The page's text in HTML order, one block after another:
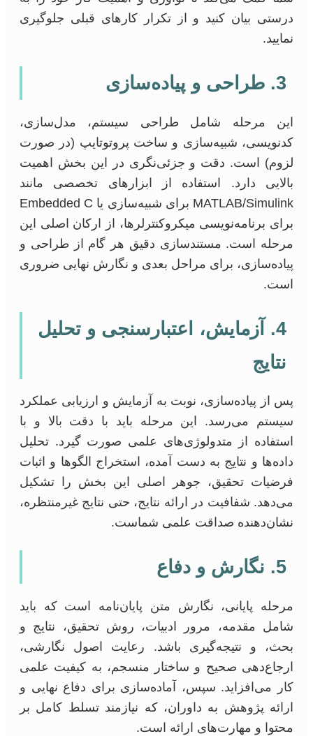
درستی بیان کنید و از تکرار کارهای قبلی جلوگیری
نمایید.
3. طراحی و پیاده‌سازی
این مرحله شامل طراحی سیستم، مدل‌سازی،
کدنویسی، شبیه‌سازی و ساخت پروتوتایپ (در صورت
لزوم) است. دقت و جزئی‌نگری در این بخش اهمیت
بالایی دارد. استفاده از ابزارهای تخصصی مانند
MATLAB/Simulink برای شبیه‌سازی یا Embedded C
برای برنامه‌نویسی میکروکنترلرها، از ارکان اصلی این
مرحله است. مستندسازی دقیق هر گام از طراحی و
پیاده‌سازی، برای مراحل بعدی و نگارش نهایی ضروری
است.
4. آزمایش، اعتبارسنجی و تحلیل
نتایج
پس از پیاده‌سازی، نوبت به آزمایش و ارزیابی عملکرد
سیستم می‌رسد. این مرحله باید با دقت بالا و با
استفاده از متدولوژی‌های علمی صورت گیرد. تحلیل
داده‌ها و نتایج به دست آمده، استخراج الگوها و اثبات
فرضیات تحقیق، جوهر اصلی این بخش را تشکیل
می‌دهد. شفافیت در ارائه نتایج، حتی نتایج غیرمنتظره،
نشان‌دهنده صداقت علمی شماست.
5. نگارش و دفاع
مرحله پایانی، نگارش متن پایان‌نامه است که باید
شامل مقدمه، مرور ادبیات، روش تحقیق، نتایج و
بحث، و نتیجه‌گیری باشد. رعایت اصول نگارشی،
ارجاع‌دهی صحیح و ساختار منسجم، به کیفیت علمی
کار می‌افزاید. سپس، آماده‌سازی برای دفاع نهایی و
ارائه پژوهش به داوران، که نیازمند تسلط کامل بر
محتوا و مهارت‌های ارائه است.